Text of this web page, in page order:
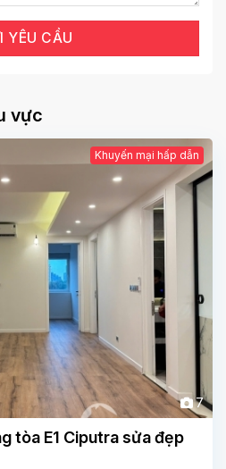
vực
7
Khuyến mại hấp dẫn
tòa E1 Ciputra sửa đẹp